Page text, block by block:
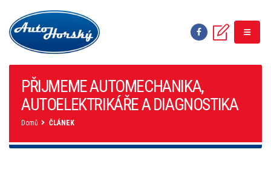
PŘIJMEME AUTOMECHANIKA,
AUTOELEKTRIKÁŘE A DIAGNOSTIKA
Domů ČLÁNEK